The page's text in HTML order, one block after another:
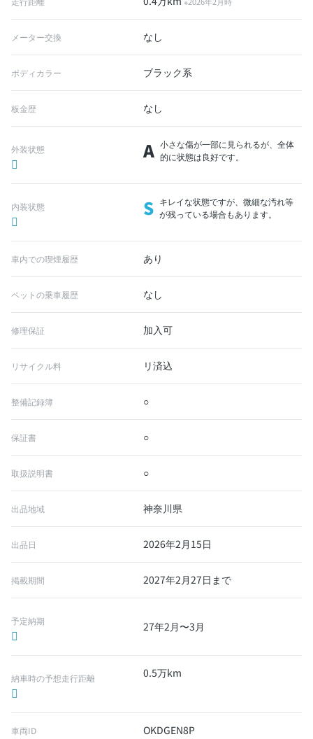
メーター交換 なし
ボディカラー ブラック系
板金歴 なし
外装状態 A 小さな傷が一部に見られるが、全体
的に状態は良好です。
内装状態 S キレイな状態ですが、微細な汚れ等
が残っている場合もあります。
車内での喫煙履歴 あり
ペットの乗車履歴 なし
修理保証 加入可
リサイクル料 リ済込
整備記録簿 ○
保証書 ○
取扱説明書 ○
出品地域 神奈川県
出品日 2026年2月15日
掲載期間 2027年2月27日まで
予定納期 27年2月〜3月
納車時の予想走行距離 0.5万km
車両ID OKDGEN8P